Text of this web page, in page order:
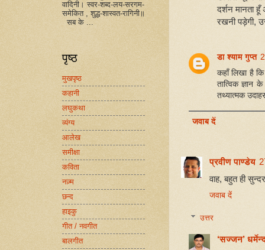
दर्शन मानता
रखनी पड़ेगी,
डा श्याम गुप्त
कहाँ लिखा है कि
तात्विक ज्ञान
तथ्यात्मक
जवाब दें
प्रवीण पाण्डेय
वाह, बहुत ही सुन्दर
जवाब दें
उत्तर
‘सज्जन’
वादिनी। स्वर-शब्द-लय-सरगम-
समेकित , शुद्ध-शास्वत-रागिनी॥
सब के ...
पृष्ठ
मुखपृष्ठ
कहानी
लघुकथा
व्यंग्य
आलेख
समीक्षा
कविता
नज़्म
छन्द
हाइकु
गीत / नवगीत
बालगीत